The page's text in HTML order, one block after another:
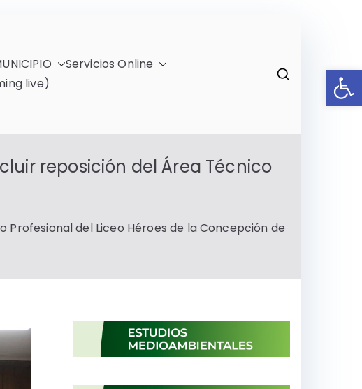
Servicios Online
live)
reposición del Área Técnico
del Liceo Héroes de la Concepción de